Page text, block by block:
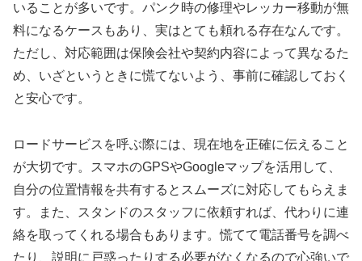
いることが多いです。パンク時の修理やレッカー移動が無
料になるケースもあり、実はとても頼れる存在なんです。
ただし、対応範囲は保険会社や契約内容によって異なるた
め、いざというときに慌てないよう、事前に確認しておく
と安心です。
ロードサービスを呼ぶ際には、現在地を正確に伝えること
が大切です。スマホのGPSやGoogleマップを活用して、
自分の位置情報を共有するとスムーズに対応してもらえま
す。また、スタンドのスタッフに依頼すれば、代わりに連
絡を取ってくれる場合もあります。慌てて電話番号を調べ
たり、説明に戸惑ったりする必要がなくなるので心強いで